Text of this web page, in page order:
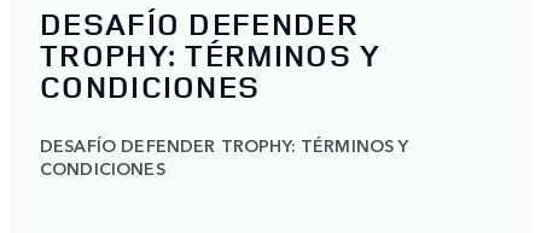
DESAFÍO DEFENDER
TROPHY: TÉRMINOS Y
CONDICIONES
DESAFÍO DEFENDER TROPHY: TÉRMINOS Y
CONDICIONES